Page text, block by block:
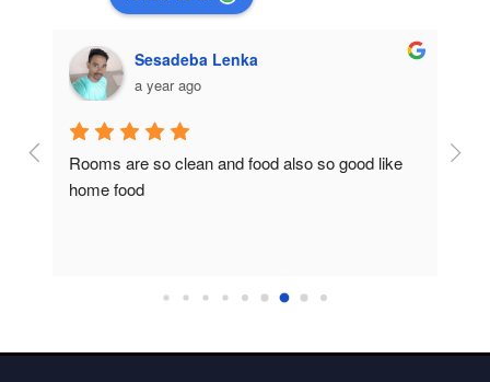
Sesadeba Lenka
a year ago
Rooms are so clean and food also so good like
home food
So